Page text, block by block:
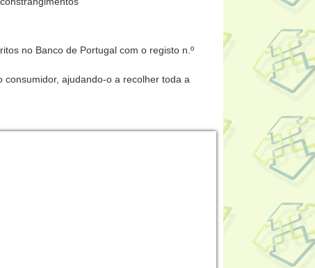
no Banco de Portugal com o registo n.º
ajudando-o a recolher toda a